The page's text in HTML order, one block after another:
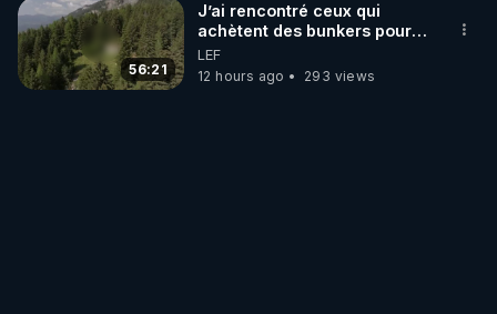
56:21
J’ai rencontré ceux qui
achètent des bunkers pour
survivre à la fin du monde
LEF
12 hours ago
293 views